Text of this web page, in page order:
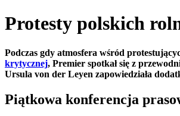
Protesty polskich
Podczas gdy atmosfera wśród
krytycznej, Premier spotkał się z
Ursula von der Leyen zapowiedziała
Piątkowa konferencja